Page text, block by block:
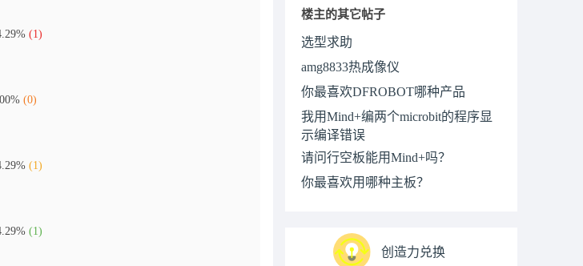
(1)
(0)
(1)
(1)
楼主的其它帖子
选型求助
amg8833热成像仪
你最喜欢DFROBOT哪种产品
我用Mind+编两个microbit的程序显
示编译错误
请问行空板能用Mind+吗？
你最喜欢用哪种主板？
创造力兑换